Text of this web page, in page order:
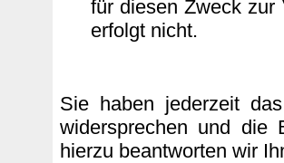
für diesen Zweck zur
erfolgt nicht.
Sie haben jederzeit
widersprechen und die
hierzu beantworten wir